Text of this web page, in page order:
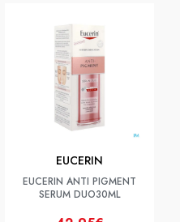
EUCERIN
EUCERIN ANTI PIGMENT
SERUM DUO30ML